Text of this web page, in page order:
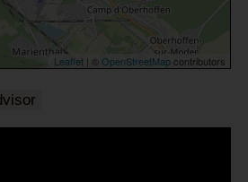
Leaflet| © OpenStreetMapcontributors